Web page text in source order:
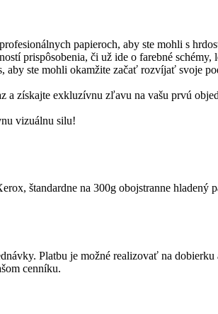
papieroch, aby ste mohli s
prispôsobenia, či už ide o farebné schémy,
aby ste mohli okamžite začať rozvíjať svoje
a získajte exkluzívnu zľavu na vašu prvú
vizuálnu silu!
štandardne na 300g obojstranne
Platbu je možné realizovať na
cenníku.